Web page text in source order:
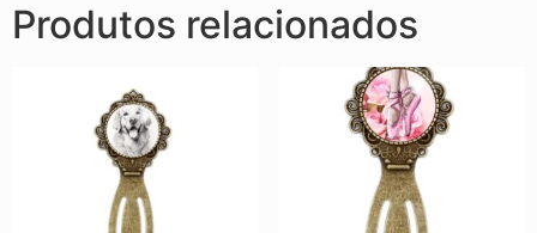
Produtos relacionados